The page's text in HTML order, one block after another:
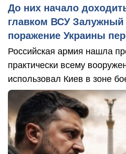
До них начало
главком ВСУ Залужный
поражение Украины
Российская армия нашла
практически всему
использовал Киев в зоне